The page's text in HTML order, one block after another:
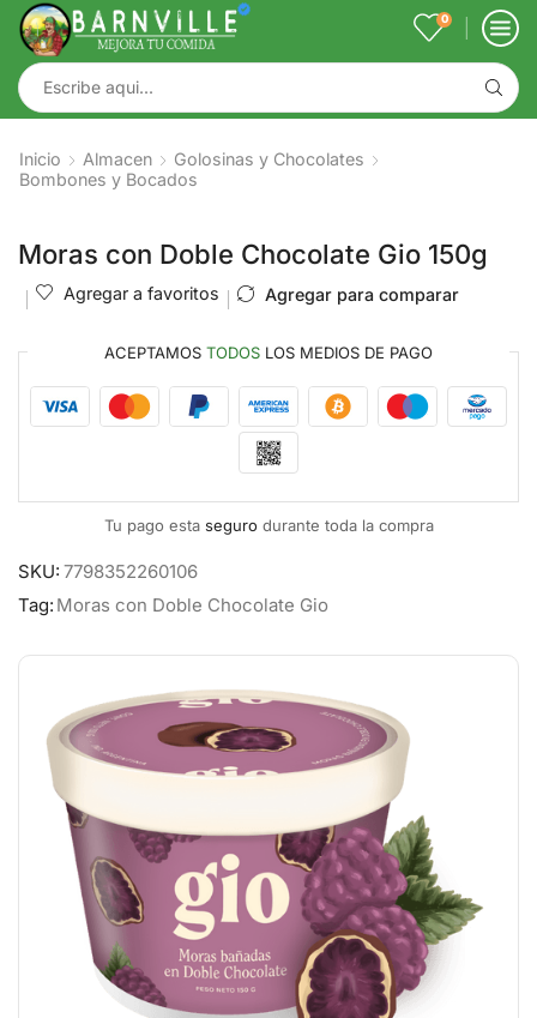
0
Inicio Almacen
Golosinas y Chocolates
Bombones y Bocados
Moras con Doble Chocolate Gio 150g
Agregar a favoritos Agregar para comparar
ACEPTAMOS TODOS LOS MEDIOS DE PAGO
Tu pago esta segurodurante toda la compra
SKU: 7798352260106
Tag: Moras con Doble Chocolate Gio